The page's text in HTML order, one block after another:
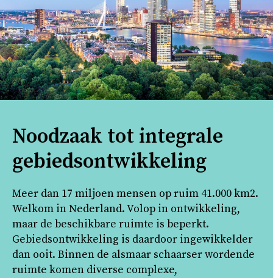
Noodzaak tot integrale
gebiedsontwikkeling
Meer dan 17 miljoen mensen op ruim 41.000 km2.
Welkom in Nederland. Volop in ontwikkeling,
maar de beschikbare ruimte is beperkt.
Gebiedsontwikkeling is daardoor ingewikkelder
dan ooit. Binnen de alsmaar schaarser wordende
ruimte komen diverse complexe,